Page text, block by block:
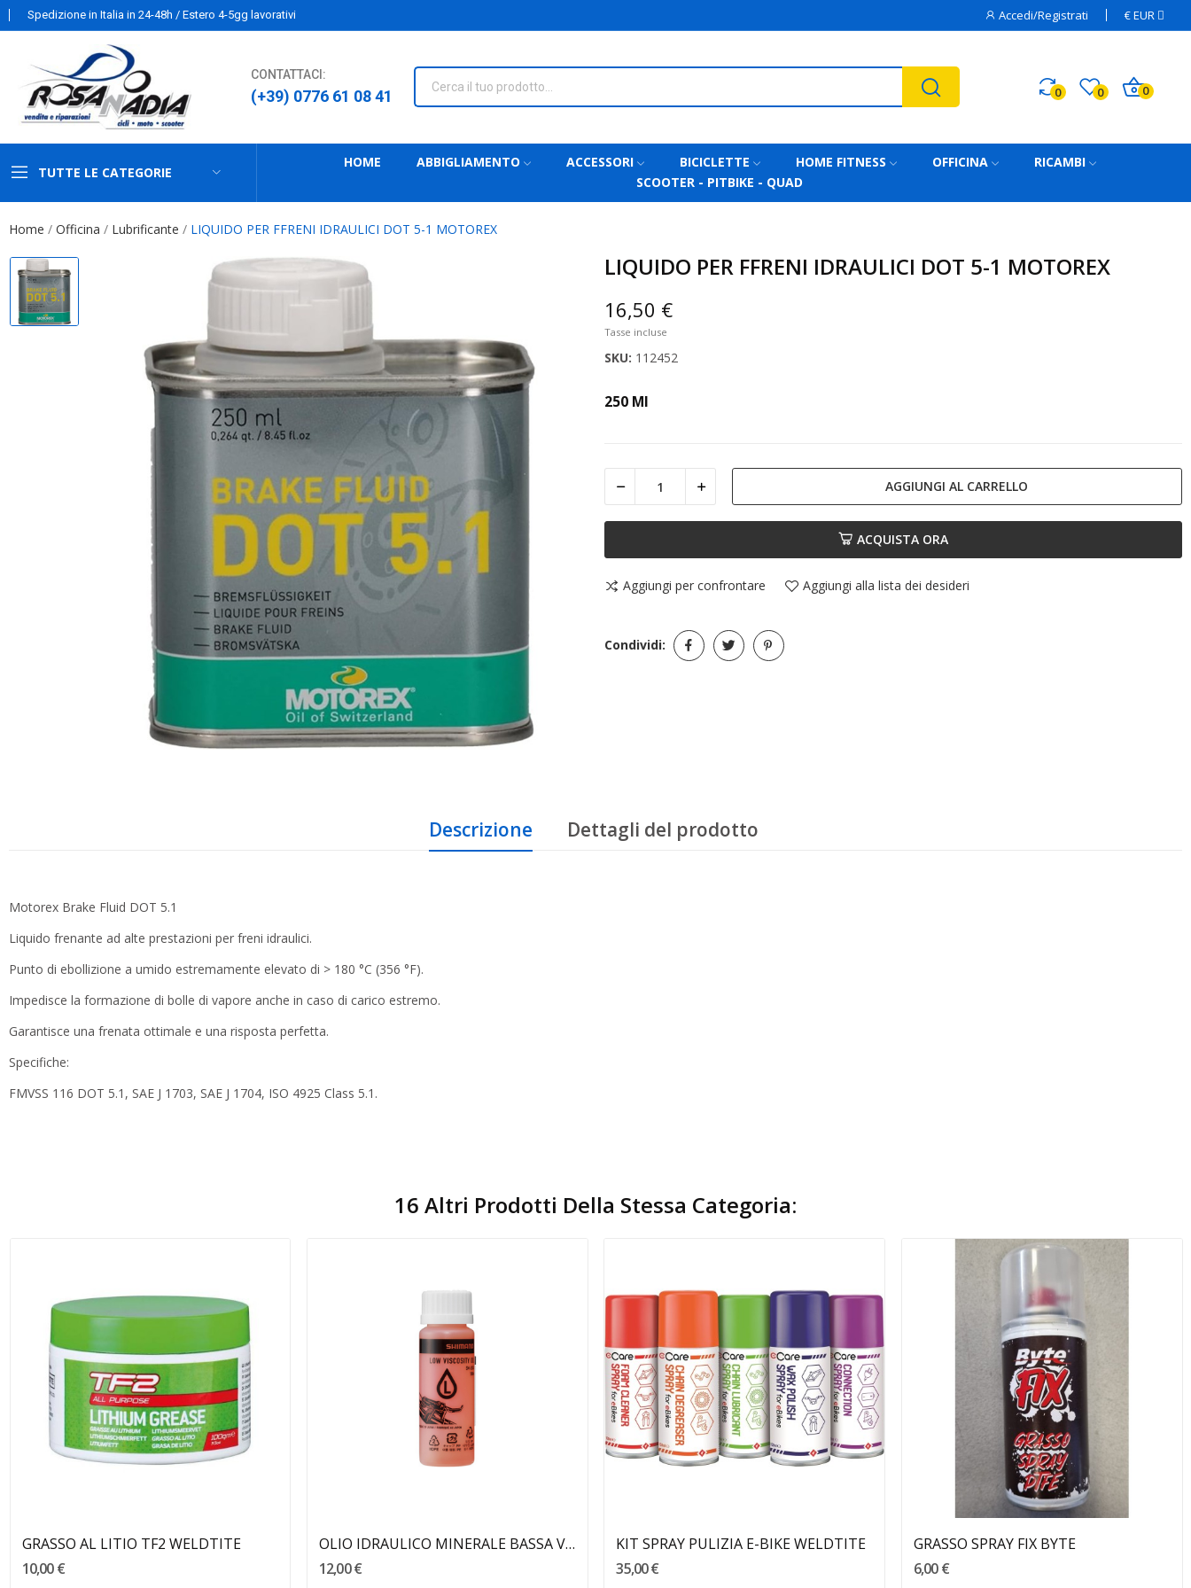
Spedizione in Italia in 24-48h / Estero 4-5gg lavorativi Accedi/Registrati €EUR
CONTATTACI:
(+39) 0776 61 08 41 0 0 0
TUTTE LE CATEGORIE
HOME ABBIGLIAMENTO ACCESSORI BICICLETTE HOME FITNESS OFFICINA
RICAMBI
SCOOTER - PITBIKE - QUAD
Home Officina Lubrificante LIQUIDO PER FFRENI IDRAULICI DOT 5-1 MOTOREX
LIQUIDO PER FFRENI IDRAULICI DOT 5-1 MOTOREX
16,50 €
Tasse incluse
SKU: 112452
250 Ml
AGGIUNGI AL CARRELLO
ACQUISTA ORA
Aggiungi per confrontare Aggiungi alla lista dei desideri
Condividi:
Descrizione Dettagli del prodotto
Motorex Brake Fluid DOT 5.1
Liquido frenante ad alte prestazioni per freni idraulici.
Punto di ebollizione a umido estremamente elevato di > 180 °C (356 °F).
Impedisce la formazione di bolle di vapore anche in caso di carico estremo.
Garantisce una frenata ottimale e una risposta perfetta.
Specifiche:
FMVSS 116 DOT 5.1, SAE J 1703, SAE J 1704, ISO 4925 Class 5.1.
16 Altri Prodotti Della Stessa Categoria:
GRASSO AL LITIO TF2 WELDTITE
10,00 €
OLIO IDRAULICO MINERALE BASSA VISCOSITA' SHIMANO
12,00 €
KIT SPRAY PULIZIA E-BIKE WELDTITE
35,00 €
Aggiungi Al Carrello
GRASSO SPRAY FIX BYTE
6,00 €